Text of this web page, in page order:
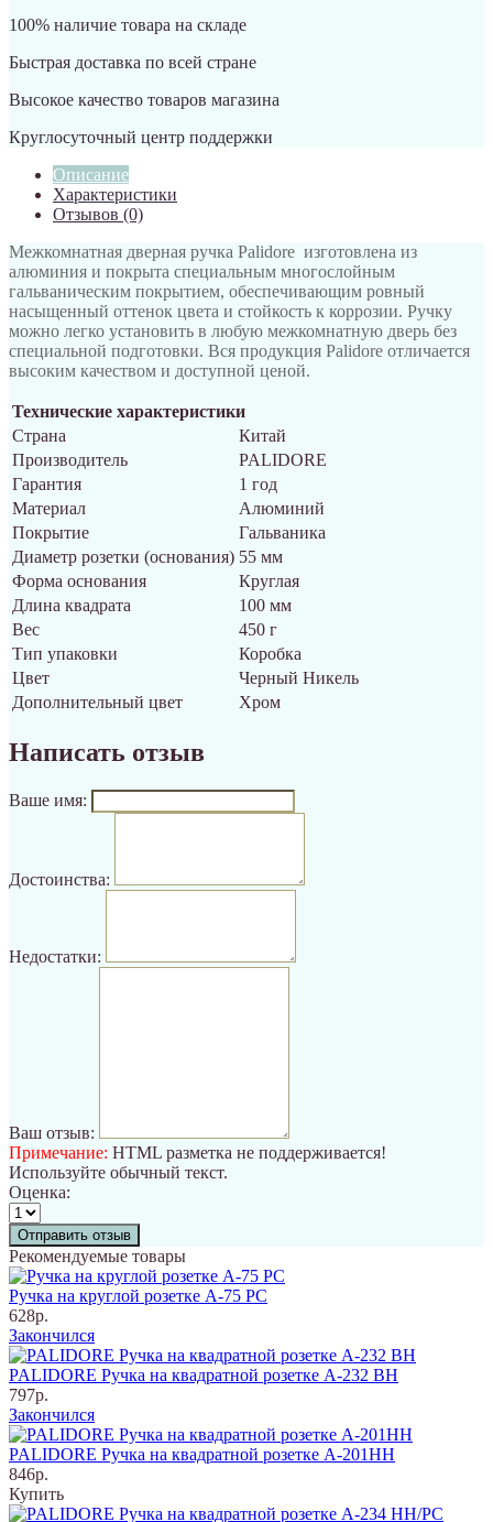
100% наличие товара на складе
Быстрая доставка по всей стране
Высокое качество товаров магазина
Круглосуточный центр поддержки
Описание
Характеристики
Отзывов (0)
Межкомнатная дверная ручка Palidore изготовлена из
алюминия и покрыта специальным многослойным
гальваническим покрытием, обеспечивающим ровный
насыщенный оттенок цвета и стойкость к коррозии. Ручку
можно легко установить в любую межкомнатную дверь без
специальной подготовки. Вся продукция Palidore отличается
высоким качеством и доступной ценой.
Технические характеристики
Страна
Китай
Производитель
PALIDORE
Гарантия
1 год
Материал
Алюминий
Покрытие
Гальваника
Диаметр розетки (основания) 55 мм
Форма основания
Круглая
Длина квадрата
100 мм
Вес
450 г
Тип упаковки
Коробка
Цвет
Черный Никель
Дополнительный цвет
Хром
Написать отзыв
Ваше имя:
Достоинства:
Недостатки:
Ваш отзыв:
Примечание: HTML разметка не поддерживается!
Используйте обычный текст.
Оценка:
Отправить отзыв
Рекомендуемые товары
Ручка на круглой розетке A-75 PC
628р.
Закончился
PALIDORE Ручка на квадратной розетке A-232 BH
797р.
Закончился
PALIDORE Ручка на квадратной розетке A-201НН
846р.
Купить